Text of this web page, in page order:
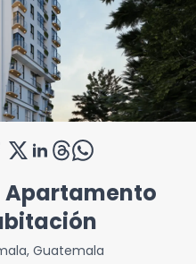
Apartamento
, Guatemala